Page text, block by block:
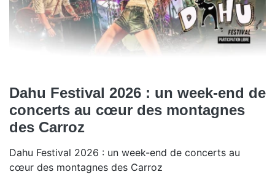
Dahu Festival 2026 : un week-end de
concerts au cœur des montagnes
des Carroz
Dahu Festival 2026 : un week-end de concerts au
cœur des montagnes des Carroz